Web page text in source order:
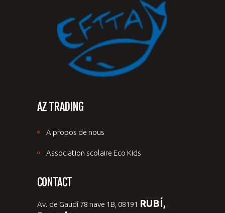
AZ TRADING
A propos de nous
Association scolaire Eco Kids
CONTACT
Av. de Gaudí 78 nave 1B, 08191 RUBÍ,